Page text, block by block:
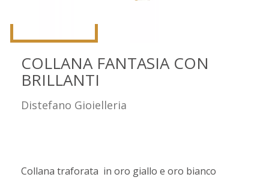
COLLANA FANTASIA CON
BRILLANTI
Distefano Gioielleria
Collana traforata in oro giallo e oro bianco